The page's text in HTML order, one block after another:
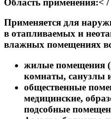
Применяется для
в отапливаемых и
влажных помещениях
жилые помещения
комнаты, санузлы
общественные
медицинские,
подсобные